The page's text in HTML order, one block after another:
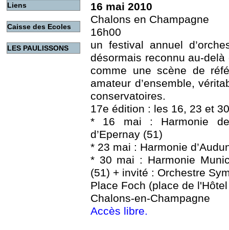
Liens
Caisse des Ecoles
LES PAULISSONS
16 mai 2010
Chalons en Champagne
16h00
un festival annuel
désormais reconnu au-
comme une scène de
amateur d’ensemble,
conservatoires.
17e édition : les 16, 23 et
* 16 mai : Harmonie de
d’Epernay (51)
* 23 mai : Harmonie
* 30 mai : Harmonie
(51) + invité : Orchestre
Place Foch (place de
Chalons-en-Champagne
Accès libre.